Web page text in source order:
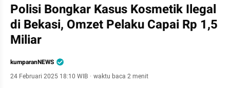
Polisi Bongkar Kasus Kosmetik Ilegal
di Bekasi, Omzet Pelaku Capai Rp 1,5
Miliar
kumparanNEWS
24 Februari 2025 18:10 WIB · waktu baca 2 menit